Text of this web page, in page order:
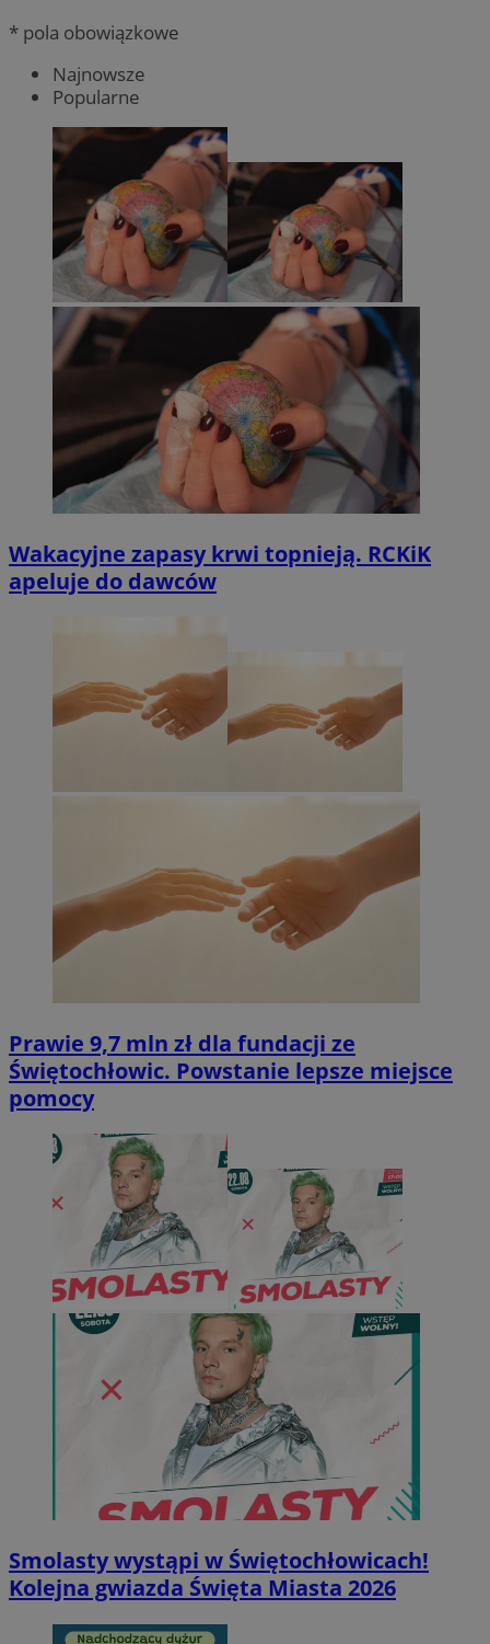
* pola obowiązkowe
Najnowsze
Popularne
Wakacyjne zapasy krwi topnieją. RCKiK
apeluje do dawców
Prawie 9,7 mln zł dla fundacji ze
Świętochłowic. Powstanie lepsze miejsce
pomocy
Smolasty wystąpi w Świętochłowicach!
Kolejna gwiazda Święta Miasta 2026